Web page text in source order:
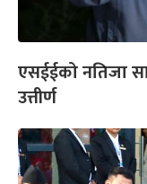
एसईईको नतिजा
उत्तीर्ण